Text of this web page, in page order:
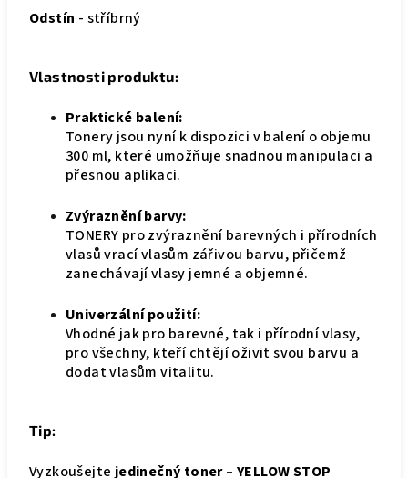
Odstín - stříbrný
Vlastnosti produktu:
Praktické balení:
Tonery jsou nyní k dispozici v balení o objemu
300 ml, které umožňuje snadnou manipulaci a
přesnou aplikaci.
Zvýraznění barvy:
TONERY pro zvýraznění barevných i přírodních
vlasů vrací vlasům zářivou barvu, přičemž
zanechávají vlasy jemné a objemné.
Univerzální použití:
Vhodné jak pro barevné, tak i přírodní vlasy,
pro všechny, kteří chtějí oživit svou barvu a
dodat vlasům vitalitu.
Tip:
Vyzkoušejte jedinečný toner – YELLOW STOP